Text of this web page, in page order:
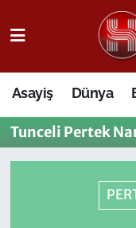
Asayiş Dünya
Tunceli Pertek
Osmaniye
Osmaniye
Osmaniye
Süper Lig